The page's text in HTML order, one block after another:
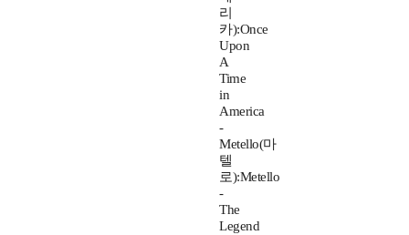
리
카):Once
Upon
A
Time
in
America
-
Metello(마
텔
로):Metello
-
The
Legend